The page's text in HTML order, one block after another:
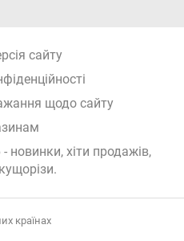
сайту
щодо сайту
новинки, хіти продажів,
.
країнах